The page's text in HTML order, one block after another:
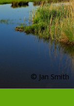
© Jan Smith